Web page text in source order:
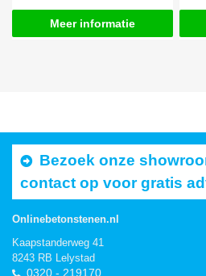
Meer informatie
Bezoek onze
contact op voor gratis
Onlinebetonstenen.nl
Kaapstanderweg 41
8243 RB Lelystad
0320 - 219170